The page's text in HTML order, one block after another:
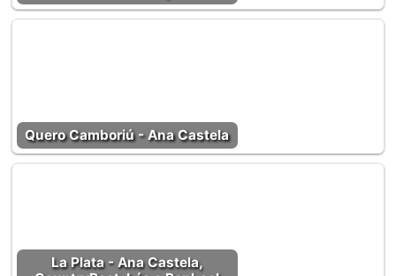
Quero Camboriú - Ana Castela
La Plata - Ana Castela,